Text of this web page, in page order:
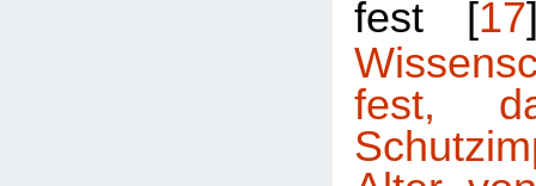
fest [17
fest,